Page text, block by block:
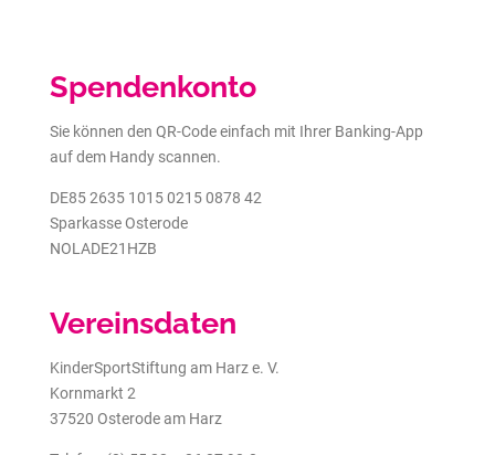
Spendenkonto
Sie können den QR-Code einfach mit Ihrer Banking-App
auf dem Handy scannen.
DE85 2635 1015 0215 0878 42
Sparkasse Osterode
NOLADE21HZB
Vereinsdaten
KinderSportStiftung am Harz e. V.
Kornmarkt 2
37520 Osterode am Harz